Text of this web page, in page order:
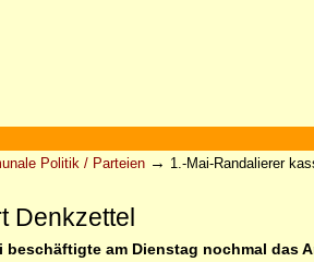
Politik / Parteien → 1.-Mai-Randalierer
Denkzettel
beschäftigte am Dienstag nochmal